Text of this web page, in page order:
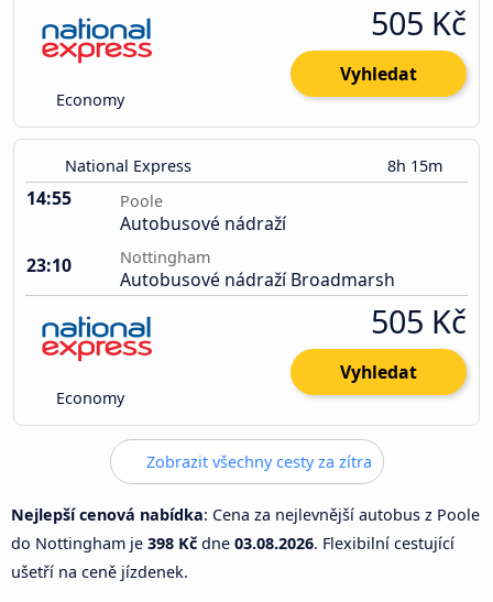
Economy
505 Kč
Vyhledat
National Express 8h 15m
14:55 Poole
Autobusové nádraží
23:10
Nottingham
Autobusové nádraží Broadmarsh
Economy
505 Kč
Vyhledat
Zobrazit všechny cesty za zítra
Nejlepší cenová nabídka: Cena za nejlevnější autobus z Poole
do Nottingham je 398 Kč dne 03.08.2026. Flexibilní cestující
ušetří na ceně jízdenek.